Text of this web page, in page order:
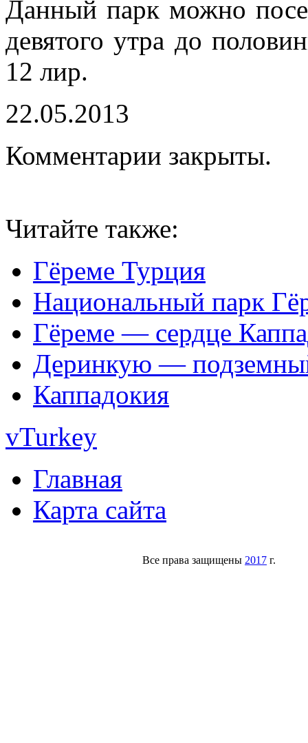
Данный парк можно
девятого утра до
12 лир.
22.05.2013
Комментарии закрыты.
Читайте также:
Гёреме Турция
Национальный парк
Гёреме — сердце
Деринкую —
Каппадокия
vTurkey
Главная
Карта сайта
Все права защищены 2017 г.